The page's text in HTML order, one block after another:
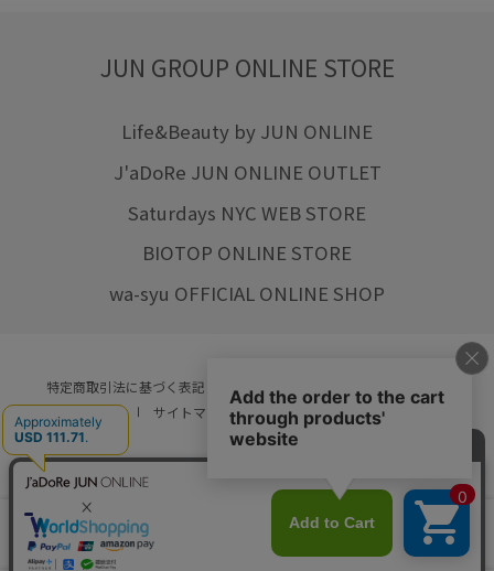
JUN GROUP ONLINE STORE
Life&Beauty by JUN ONLINE
J'aDoRe JUN ONLINE OUTLET
Saturdays NYC WEB STORE
BIOTOP ONLINE STORE
wa-syu OFFICIAL ONLINE SHOP
特定商取引法に基づく表記 プライバシーポリシー
ご利用規約
サイトマップ リクルート ご利用ガイド
© JUN CO.,LTD. ALL RIGHTS RESERVED.
店舗在庫
をみる
カートに入れる